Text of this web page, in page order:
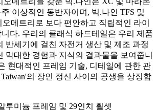
이상적인 동반자이며, 빅.나인 TFS 및
오메트리로 보다 편안하고 직립적인 라이
다. 우리의 클래식 하드테일은 우리 제품
반세기에 걸친 자전거 생산 및 제조 과정
막대한 경험과 지식의 결과물을 보여줍니
현대적인 프레임 기술, 디테일에 관한 관
의 장인 정신 사이의 공생을 상징합
루미늄 프레임 및 29인치 휠셋